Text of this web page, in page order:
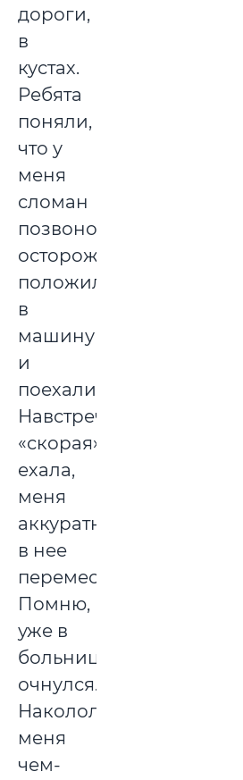
дороги,
в
кустах.
Ребята
поняли,
что у
меня
сломан
позвоночник,
осторожно
положили
в
машину
и
поехали.
Навстречу
«скорая»
ехала,
меня
аккуратно
в нее
переместили.
Помню,
уже в
больнице
очнулся.
Накололи
меня
чем-